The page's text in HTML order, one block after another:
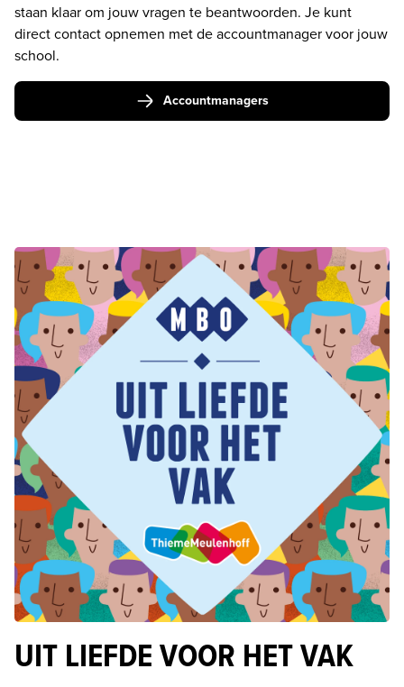
staan klaar om jouw vragen te beantwoorden. Je kunt
direct contact opnemen met de accountmanager voor jouw
school.
Accountmanagers
UIT LIEFDE VOOR HET VAK